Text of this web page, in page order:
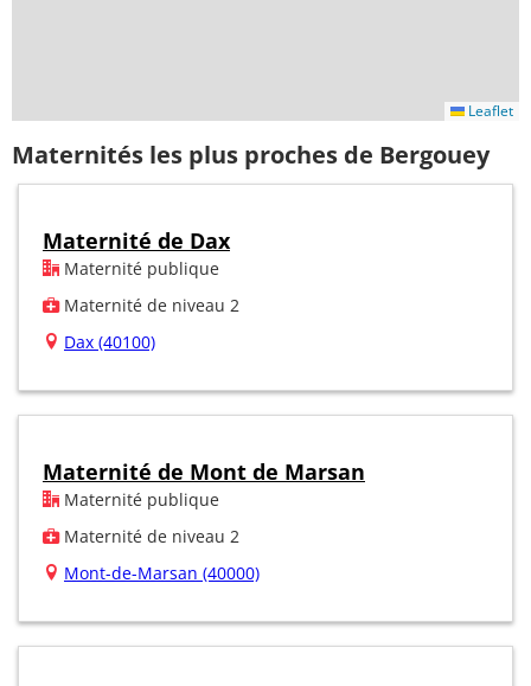
Leaflet
Maternités les plus proches de Bergouey
Maternité de Dax
Maternité publique
Maternité de niveau 2
Dax (40100)
Maternité de Mont de Marsan
Maternité publique
Maternité de niveau 2
Mont-de-Marsan (40000)